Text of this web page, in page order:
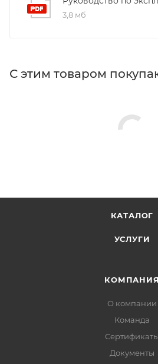
3,8 мб
С этим товаром
КАТАЛОГ
УСЛУГИ
КОМПАНИЯ
О компании
Команда
Сертификаты
Документы